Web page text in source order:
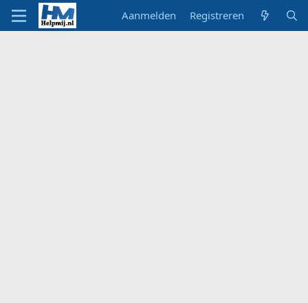
Aanmelden Registreren